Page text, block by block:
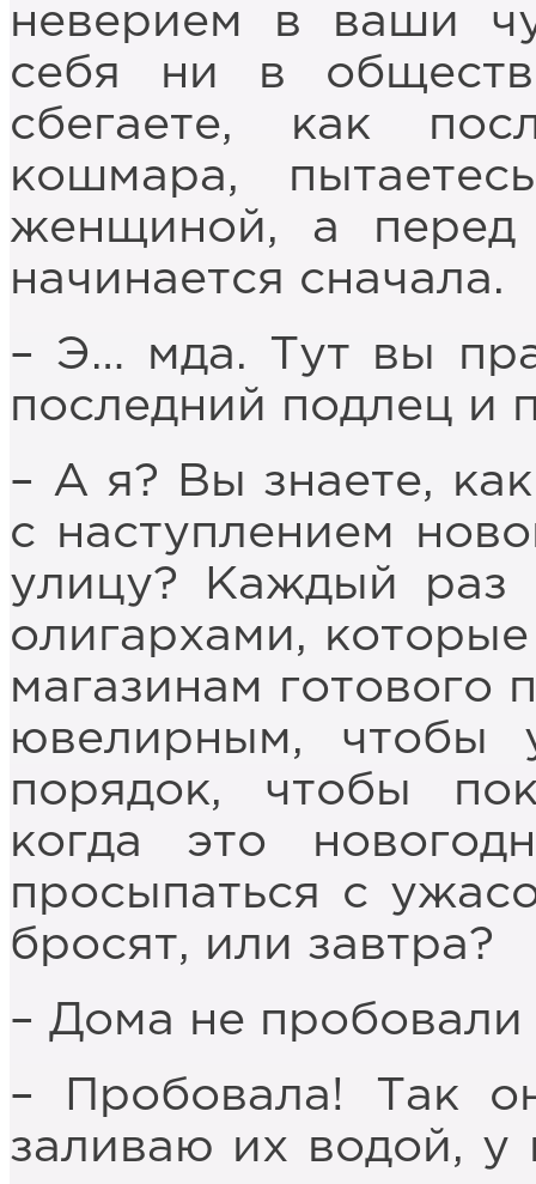
неверием в ваши
себя ни в
сбегаете, как
кошмара,
женщиной, а перед
начинается сначала.
– Э… мда. Тут вы
последний подлец и
– А я? Вы знаете,
с наступлением
улицу? Каждый раз
олигархами,
магазинам готового
ювелирным, чтобы
порядок, чтобы
когда это
просыпаться с
бросят, или завтра?
– Дома не пробовали
– Пробовала! Так
заливаю их водой, у